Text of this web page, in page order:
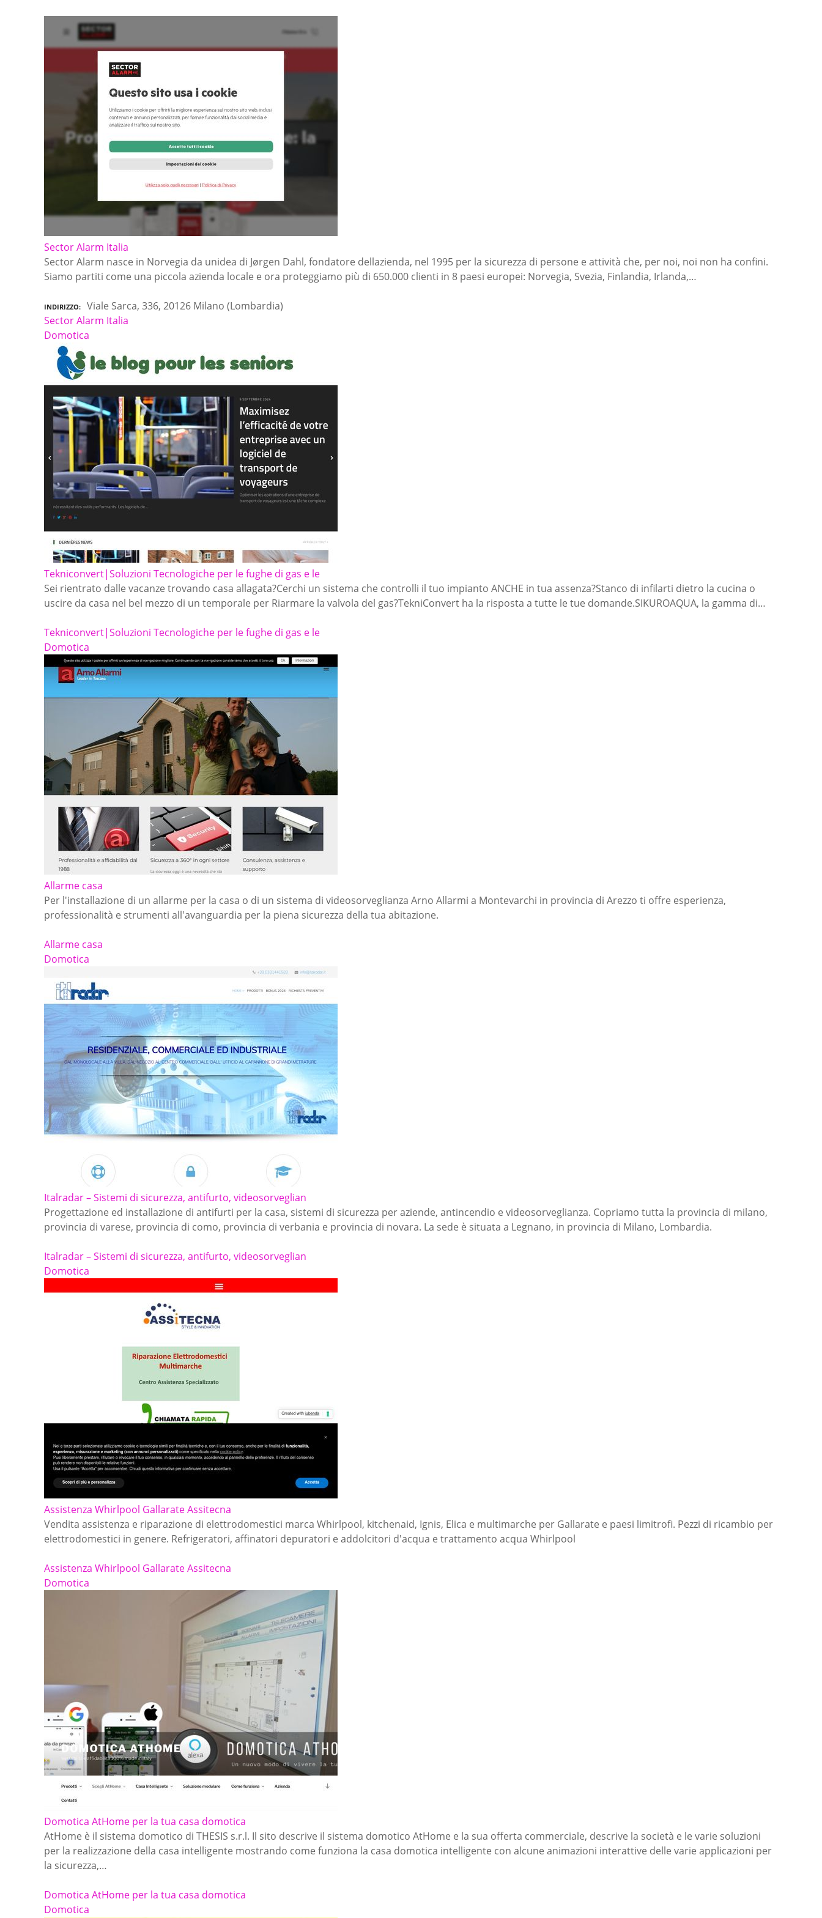
Sector Alarm Italia
Sector Alarm nasce in Norvegia da unidea di Jørgen Dahl, fondatore dellazienda, nel 1995 per la sicurezza di persone e attività che, per noi, noi non ha confini.
Siamo partiti come una piccola azienda locale e ora proteggiamo più di 650.000 clienti in 8 paesi europei: Norvegia, Svezia, Finlandia, Irlanda,…
INDIRIZZO
Viale Sarca, 336, 20126 Milano (Lombardia)
Sector Alarm Italia
Domotica
Tekniconvert|Soluzioni Tecnologiche per le fughe di gas e le
Sei rientrato dalle vacanze trovando casa allagata?Cerchi un sistema che controlli il tuo impianto ANCHE in tua assenza?Stanco di infilarti dietro la cucina o
uscire da casa nel bel mezzo di un temporale per Riarmare la valvola del gas?TekniConvert ha la risposta a tutte le tue domande.SIKUROAQUA, la gamma di…
Tekniconvert|Soluzioni Tecnologiche per le fughe di gas e le
Domotica
Allarme casa
Per l'installazione di un allarme per la casa o di un sistema di videosorveglianza Arno Allarmi a Montevarchi in provincia di Arezzo ti offre esperienza,
professionalità e strumenti all'avanguardia per la piena sicurezza della tua abitazione.
Allarme casa
Domotica
Italradar – Sistemi di sicurezza, antifurto, videosorveglian
Progettazione ed installazione di antifurti per la casa, sistemi di sicurezza per aziende, antincendio e videosorveglianza. Copriamo tutta la provincia di milano,
provincia di varese, provincia di como, provincia di verbania e provincia di novara. La sede è situata a Legnano, in provincia di Milano, Lombardia.
Italradar – Sistemi di sicurezza, antifurto, videosorveglian
Domotica
Assistenza Whirlpool Gallarate Assitecna
Vendita assistenza e riparazione di elettrodomestici marca Whirlpool, kitchenaid, Ignis, Elica e multimarche per Gallarate e paesi limitrofi. Pezzi di ricambio per
elettrodomestici in genere. Refrigeratori, affinatori depuratori e addolcitori d'acqua e trattamento acqua Whirlpool
Assistenza Whirlpool Gallarate Assitecna
Domotica
Domotica AtHome per la tua casa domotica
AtHome è il sistema domotico di THESIS s.r.l. Il sito descrive il sistema domotico AtHome e la sua offerta commerciale, descrive la società e le varie soluzioni
per la realizzazione della casa intelligente mostrando come funziona la casa domotica intelligente con alcune animazioni interattive delle varie applicazioni per
la sicurezza,…
Domotica AtHome per la tua casa domotica
Domotica